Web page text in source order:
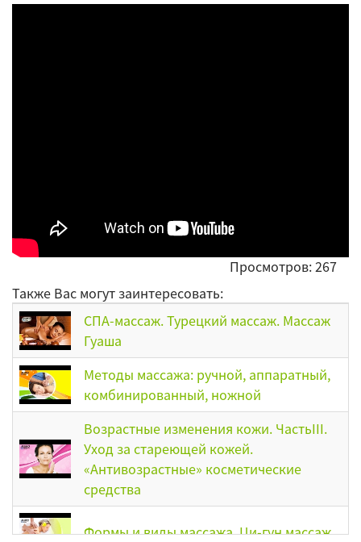
Просмотров: 267
Также Вас могут заинтересовать:
СПА-массаж. Турецкий массаж. Массаж
Гуаша
Методы массажа: ручной, аппаратный,
комбинированный, ножной
Возрастные изменения кожи. ЧастьIII.
Уход за стареющей кожей.
«Антивозрастные» косметические
средства
Формы и виды массажа. Ци-гун массаж